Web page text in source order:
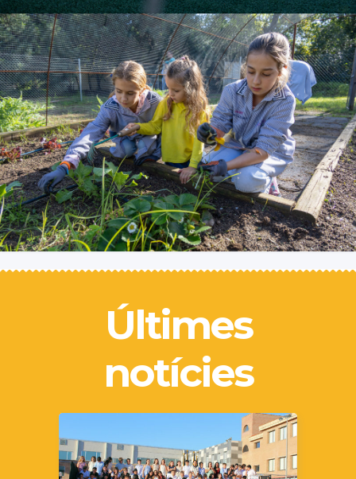
Últimes
notícies